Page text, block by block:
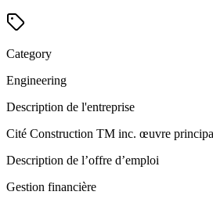
Category
Engineering
Description de l'entreprise
Cité Construction TM inc. œuvre
Description de l’offre d’emploi
Gestion financière